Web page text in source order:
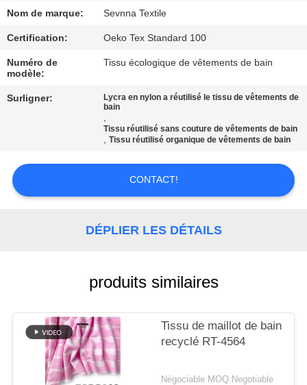
CONTRÔLE
DE
QUALITÉ
CONTACTEZ-
NOUVELLES
PRIVACY
POLICY
Nom de marque: Sevnna Textile
Certification: Oeko Tex Standard 100
Numéro de
modèle:
Tissu écologique de vêtements de bain
Surligner:
Lycra en nylon a réutilisé le tissu de vêtements de
bain
,
Tissu réutilisé sans couture de vêtements de bain
,Tissu réutilisé organique de vêtements de bain
CONTACT!
DÉPLIER LES DÉTAILS
produits similaires
Tissu de maillot de bain
recyclé RT-4564
Négociable MOQ:Negotiable